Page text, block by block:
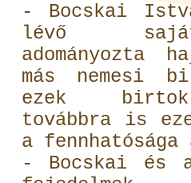
- Bocskai
lévő
adományozta
más nemesi
ezek
továbbra is
a
- Bocskai és